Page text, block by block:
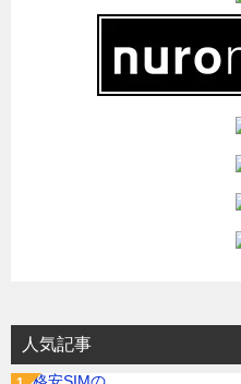
人気記事